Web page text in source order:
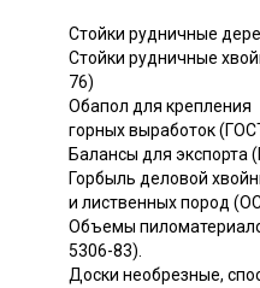
Стойки рудничные
Стойки рудничные
76)
Обапол для крепления
горных выработок
Балансы для экспорта
Горбыль деловой
и лиственных пород
Объемы
5306-83).
Доски необрезные,